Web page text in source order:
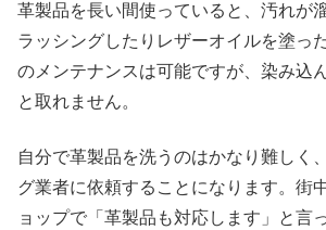
革製品を長い間使っていると、汚れが
ラッシングしたりレザーオイルを塗っ
のメンテナンスは可能ですが、染み込
と取れません。
自分で革製品を洗うのはかなり難しく
グ業者に依頼することになります。街
ョップで「革製品も対応します」と言